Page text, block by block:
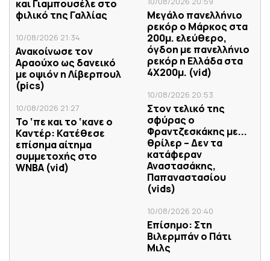
και Γιαμπουσέλε στο
φιλικό της Γαλλίας
10/08/2026 21:34
Ανακοίνωσε τον
Αραούχο ως δανεικό
με οψιόν η Λίβερπουλ
(pics)
10/08/2026 21:27
Το ‘πε και το ‘κανε ο
Καντέρ: Κατέθεσε
επίσημα αίτημα
συμμετοχής στο
WNBA (vid)
Μεγάλο πανελλήνιο
ρεκόρ ο Μάρκος στα
200μ. ελεύθερο,
όγδοη με πανελλήνιο
ρεκόρ η Ελλάδα στα
4Χ200μ. (vid)
10/08/2026 20:53
Στον τελικό της
σφύρας ο
Φραντζεσκάκης με...
θρίλερ – Δεν τα
κατάφεραν
Αναστασάκης,
Παπαναστασίου
(vids)
10/08/2026 20:40
Επίσημο: Στη
Βιλερμπάν ο Πάτι
Μιλς